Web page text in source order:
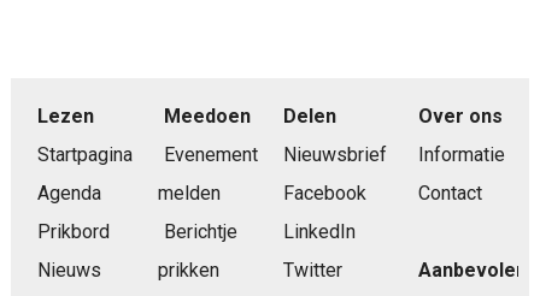
Lezen
Startpagina
Agenda
Prikbord
Nieuws
Meedoen
Evenement
melden
Berichtje
prikken
Delen
Nieuwsbrief
Facebook
LinkedIn
Twitter
Over ons
Informatie
Contact
Aanbevolen